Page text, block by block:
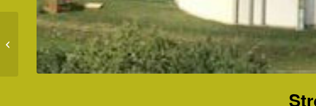
Stretnutie 27-Január
2020